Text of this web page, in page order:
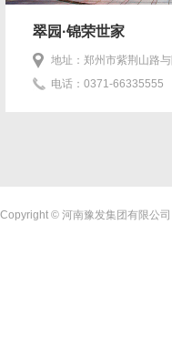
翠园·锦荣世家
地址：郑州市紫荆山路
电话：0371-66335555
Copyright © 河南豫发集团有限公